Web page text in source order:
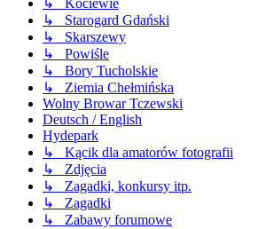
↳ Kociewie
↳ Starogard Gdański
↳ Skarszewy
↳ Powiśle
↳ Bory Tucholskie
↳ Ziemia Chełmińska
Wolny Browar Tczewski
Deutsch / English
Hydepark
↳ Kącik dla amatorów fotografii
↳ Zdjęcia
↳ Zagadki, konkursy itp.
↳ Zagadki
↳ Zabawy forumowe